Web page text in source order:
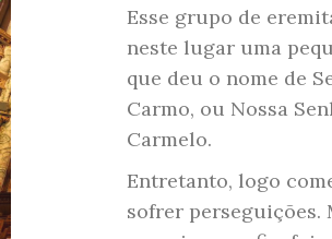
Esse grupo de
neste lugar uma
que deu o nome de
Carmo, ou Nossa
Carmelo.
Entretanto, logo
sofrer perseguições.